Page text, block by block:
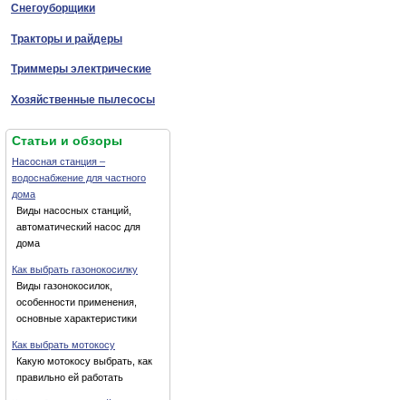
Снегоуборщики
Тракторы и райдеры
Триммеры электрические
Хозяйственные пылесосы
Статьи и обзоры
Насосная станция –
водоснабжение для частного
дома
Виды насосных станций,
автоматический насос для
дома
Как выбрать газонокосилку
Виды газонокосилок,
особенности применения,
основные характеристики
Как выбрать мотокосу
Какую мотокосу выбрать, как
правильно ей работать